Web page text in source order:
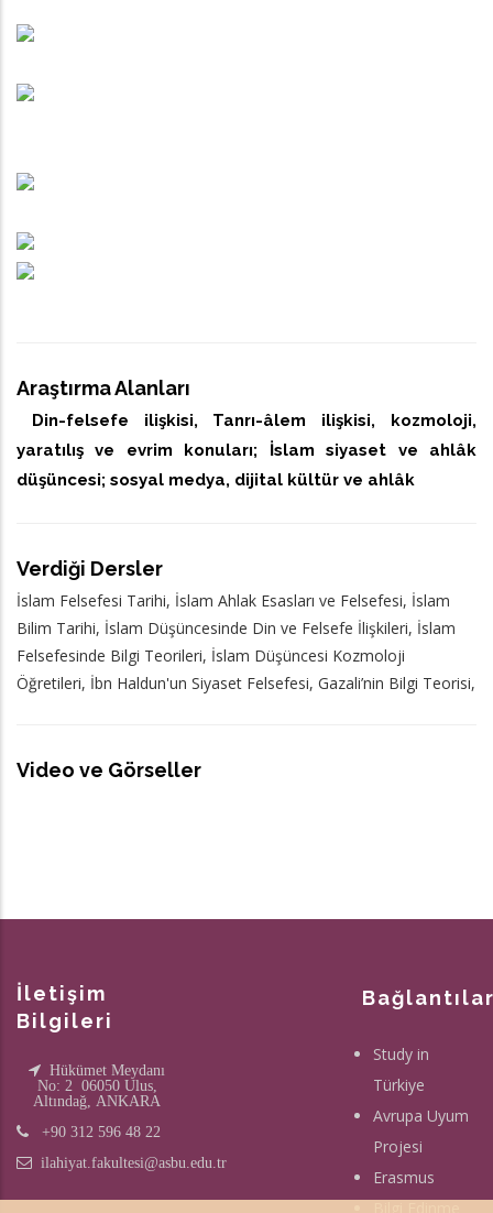
Araştırma Alanları
​ Din-felsefe ilişkisi, Tanrı-âlem ilişkisi, kozmoloji,
yaratılış ve evrim konuları; İslam siyaset ve ahlâk
düşüncesi; sosyal medya, dijital kültür ve ahlâk
Verdiği Dersler
İslam Felsefesi Tarihi, İslam Ahlak Esasları ve Felsefesi, İslam
Bilim Tarihi, İslam Düşüncesinde Din ve Felsefe İlişkileri, İslam
Felsefesinde Bilgi Teorileri, İslam Düşüncesi Kozmoloji
Öğretileri, İbn Haldun'un Siyaset Felsefesi, Gazali’nin Bilgi Teorisi,
Video ve Görseller
İletişim
Bilgileri
Hükümet Meydanı
No: 2 06050 Ulus,
Altındağ, ANKARA
+90 312 596 48 22
ilahiyat.fakultesi@asbu.edu.tr
Study in
Türkiye
Avrupa Uyum
Projesi
Erasmus